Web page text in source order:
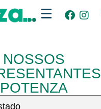
NOSSOS
POTENZA